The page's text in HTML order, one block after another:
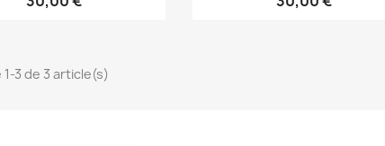
3 de 3 article(s)